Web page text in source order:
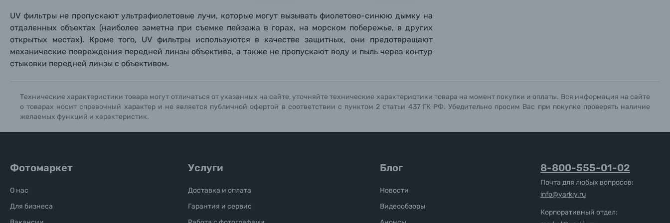
Отправить вопрос
Отправить вопрос
Солнцезащитные очки
Б/У фототехника (Комиссионные товары)
UV фильтры не пропускают ультрафиолетовые лучи, которые могут вызывать фиолетово-синюю дымку на
отдаленных объектах (наиболее заметна при съемке пейзажа в горах, на морском побережье, в других
открытых местах). Кроме того, UV фильтры используются в качестве защитных, они предотвращают
механические повреждения передней линзы объектива, а также не пропускают воду и пыль через контур
стыковки передней линзы с объективом.
Технические характеристики товара могут отличаться от указанных на сайте, уточняйте технические характеристики товара на момент покупки и оплаты. Вся информация на сайте
о товарах носит справочный характер и не является публичной офертой в соответствии с пунктом 2 статьи 437 ГК РФ. Убедительно просим Вас при покупке проверять наличие
желаемых функций и характеристик.
Отправить вопрос
Фотомаркет
О нас
Для бизнеса
Услуги
Доставка и оплата
Гарантия и сервис
Блог
Новости
Видеообзоры
8-800-555-01-02
Почта для любых вопросов:
info@yarkiy.ru
Корпоративный отдел: